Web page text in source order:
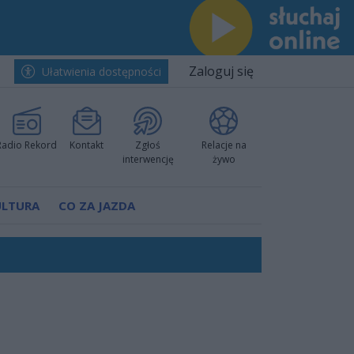
Ułatwienia dostępności Zaloguj się
Rekord Kontakt
Zgłoś
interwencję
Relacje na
żywo
CO ZA JAZDA